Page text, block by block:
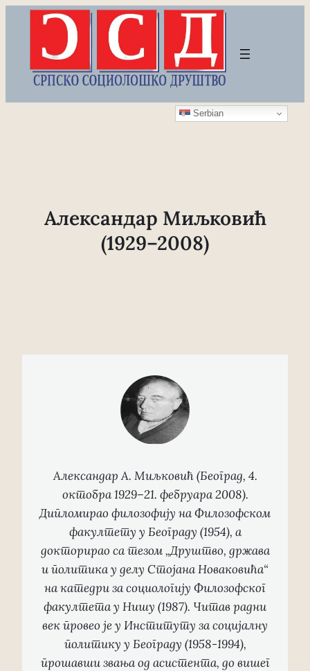
Скочи
садржај
Serbian
Александар Миљковић
(1929–2008)
Александар А. Миљковић (Београд, 4.
октобра 1929–21. фебруара 2008).
Дипломирао филозофију на Филозофском
факултету у Београду (1954), а
докторирао са тезом „Друштво, држава
и политика у делу Стојана Новаковића“
на катедри за социологију Филозофског
факултета у Нишу (1987). Читав радни
век провео је у Институту за социјалну
политику у Београду (1958-1994),
прошавши звања од асистента, до вишег